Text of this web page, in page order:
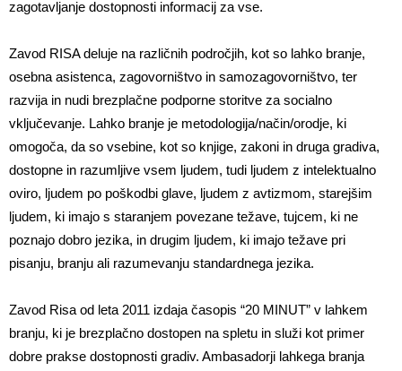
zagotavljanje dostopnosti informacij za vse.
Zavod RISA deluje na različnih področjih, kot so lahko branje,
osebna asistenca, zagovorništvo in samozagovorništvo, ter
razvija in nudi brezplačne podporne storitve za socialno
vključevanje. Lahko branje je metodologija/način/orodje, ki
omogoča, da so vsebine, kot so knjige, zakoni in druga gradiva,
dostopne in razumljive vsem ljudem, tudi ljudem z intelektualno
oviro, ljudem po poškodbi glave, ljudem z avtizmom, starejšim
ljudem, ki imajo s staranjem povezane težave, tujcem, ki ne
poznajo dobro jezika, in drugim ljudem, ki imajo težave pri
pisanju, branju ali razumevanju standardnega jezika.
Zavod Risa od leta 2011 izdaja časopis “20 MINUT” v lahkem
branju, ki je brezplačno dostopen na spletu in služi kot primer
dobre prakse dostopnosti gradiv. Ambasadorji lahkega branja